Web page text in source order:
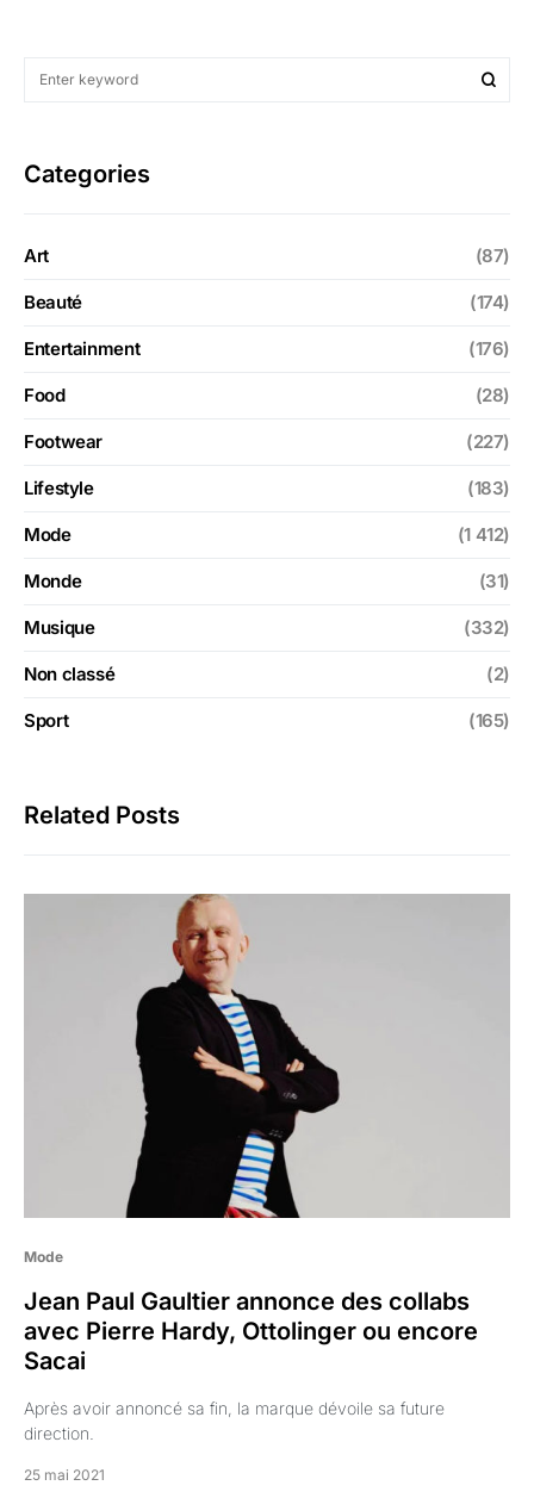
Categories
Art (87)
Beauté (174)
Entertainment (176)
Food (28)
Footwear (227)
Lifestyle (183)
Mode (1 412)
Monde (31)
Musique (332)
Non classé (2)
Sport (165)
Related Posts
Mode
Jean Paul Gaultier annonce des collabs
avec Pierre Hardy, Ottolinger ou encore
Sacai
Après avoir annoncé sa fin, la marque dévoile sa future
direction.
25 mai 2021